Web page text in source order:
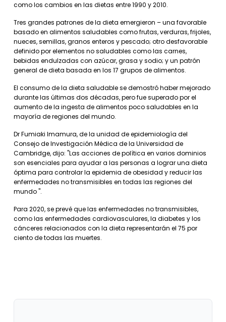
como los cambios en las dietas entre 1990 y 2010.
Tres grandes patrones de la dieta emergieron – una favorable
basado en alimentos saludables como frutas, verduras, frijoles,
nueces, semillas, granos enteros y pescado; otro desfavorable
definido por elementos no saludables como las carnes,
bebidas endulzadas con azúcar, grasa y sodio; y un patrón
general de dieta basada en los 17 grupos de alimentos.
El consumo de la dieta saludable se demostró haber mejorado
durante las últimas dos décadas, pero fue superado por el
aumento de la ingesta de alimentos poco saludables en la
mayoría de regiones del mundo.
Dr Fumiaki Imamura, de la unidad de epidemiología del
Consejo de Investigación Médica de la Universidad de
Cambridge, dijo: "Las acciones de política en varios dominios
son esenciales para ayudar a las personas a lograr una dieta
óptima para controlar la epidemia de obesidad y reducir las
enfermedades no transmisibles en todas las regiones del
mundo ".
Para 2020, se prevé que las enfermedades no transmisibles,
como las enfermedades cardiovasculares, la diabetes y los
cánceres relacionados con la dieta representarán el 75 por
ciento de todas las muertes.